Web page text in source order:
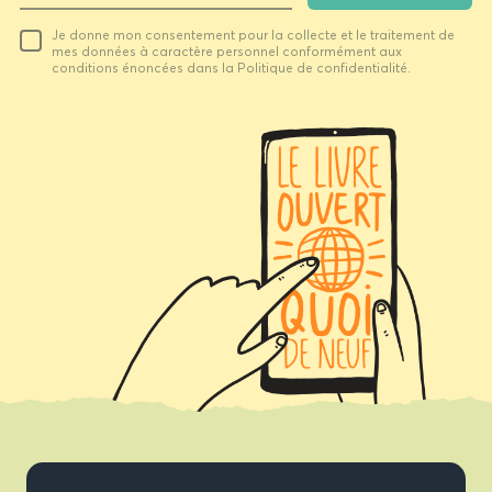
emailJe donne mon consentement pour la collecte et le traitement de
mes données à caractère personnel conformément aux
conditions énoncées dans la Politique de confidentialité.